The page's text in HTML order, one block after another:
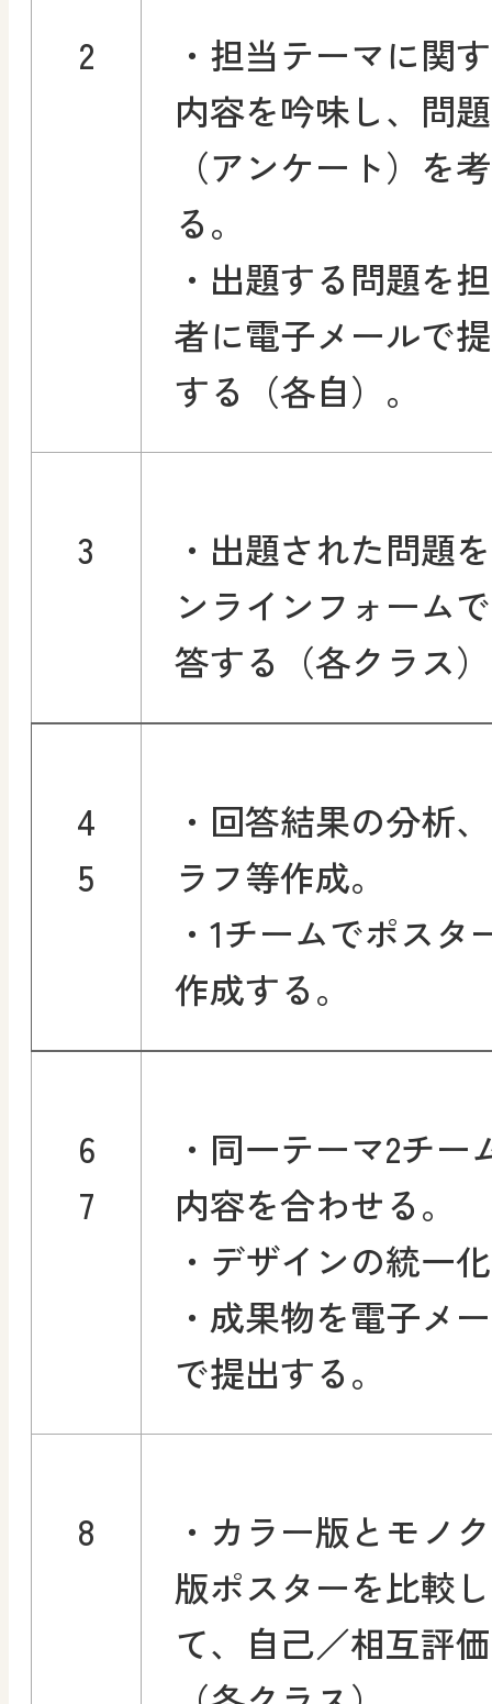
2
・担当テーマに関
内容を吟味し、問題
（アンケート）を
る。
・出題する問題を
者に電子メールで
する（各自）。
3
・出題された問題
ンラインフォーム
答する（各クラス
4
5
・回答結果の分析
ラフ等作成。
・1チームでポスタ
作成する。
6
7
・同一テーマ2チー
内容を合わせる。
・デザインの統一
・成果物を電子メ
で提出する。
8
・カラー版とモノ
版ポスターを比較し
て、自己／相互評価